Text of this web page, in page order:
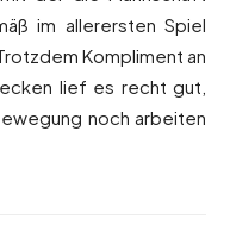
im allerersten Spiel
Kompliment an
lief es recht gut,
noch arbeiten